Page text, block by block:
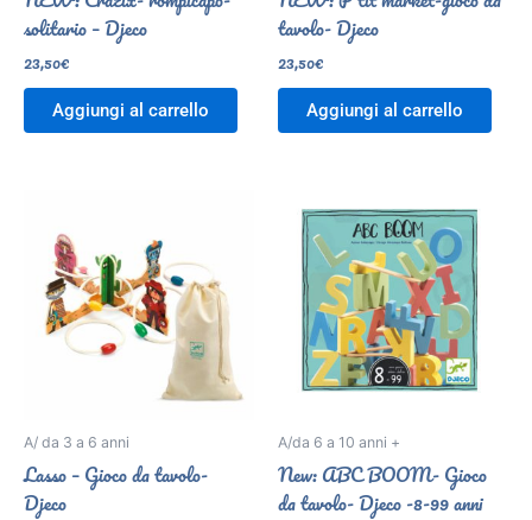
solitario – Djeco
23,50€
Aggiungi al carrello
tavolo- Djeco
23,50€
Aggiungi al carrello
A/ da 3 a 6 anni
Lasso – Gioco da tavolo-
Djeco
A/da 6 a 10 anni +
New: ABC BOOM- Gioco
da tavolo- Djeco -8-99 anni